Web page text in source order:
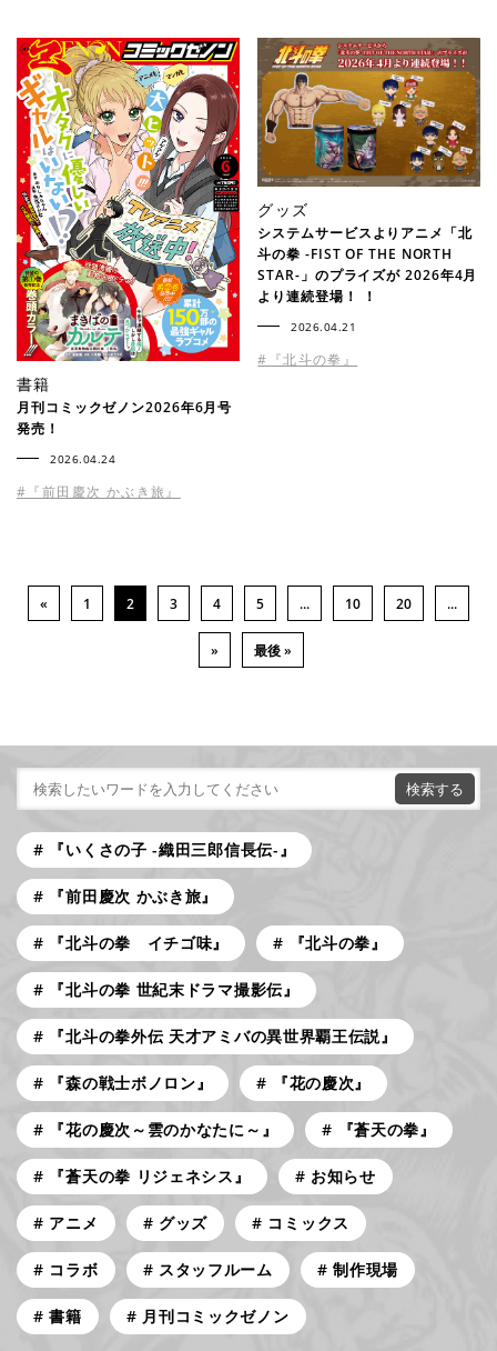
書籍
月刊コミックゼノン2026年6月号
発売！
2026.04.24
#『前田慶次 かぶき旅』
グッズ
システムサービスよりアニメ「北
斗の拳 -FIST OF THE NORTH
STAR-」のプライズが 2026年4月
より連続登場！ ！
2026.04.21
#『北斗の拳』
« 1 2 3 4 5 ... 10 20 ...
» 最後 »
『いくさの子 -織田三郎信長伝-』
『前田慶次 かぶき旅』
『北斗の拳 イチゴ味』 『北斗の拳』
『北斗の拳 世紀末ドラマ撮影伝』
『北斗の拳外伝 天才アミバの異世界覇王伝説』
『森の戦士ボノロン』 『花の慶次』
『花の慶次～雲のかなたに～』 『蒼天の拳』
『蒼天の拳 リジェネシス』 お知らせ
アニメ グッズ コミックス
コラボ スタッフルーム 制作現場
書籍 月刊コミックゼノン